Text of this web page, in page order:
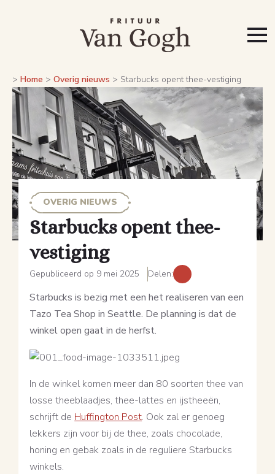
> Home > Overig nieuws > Starbucks opent thee-vestiging
OVERIG NIEUWS
Starbucks opent thee-
vestiging
Gepubliceerd op 9 mei 2025 Delen:
Starbucks is bezig met een het realiseren van een
Tazo Tea Shop in Seattle. De planning is dat de
winkel open gaat in de herfst.
In de winkel komen meer dan 80 soorten thee van
losse theeblaadjes, thee-lattes en ijstheeën,
schrijft de Huffington Post. Ook zal er genoeg
lekkers zijn voor bij de thee, zoals chocolade,
honing en gebak zoals in de reguliere Starbucks
winkels.